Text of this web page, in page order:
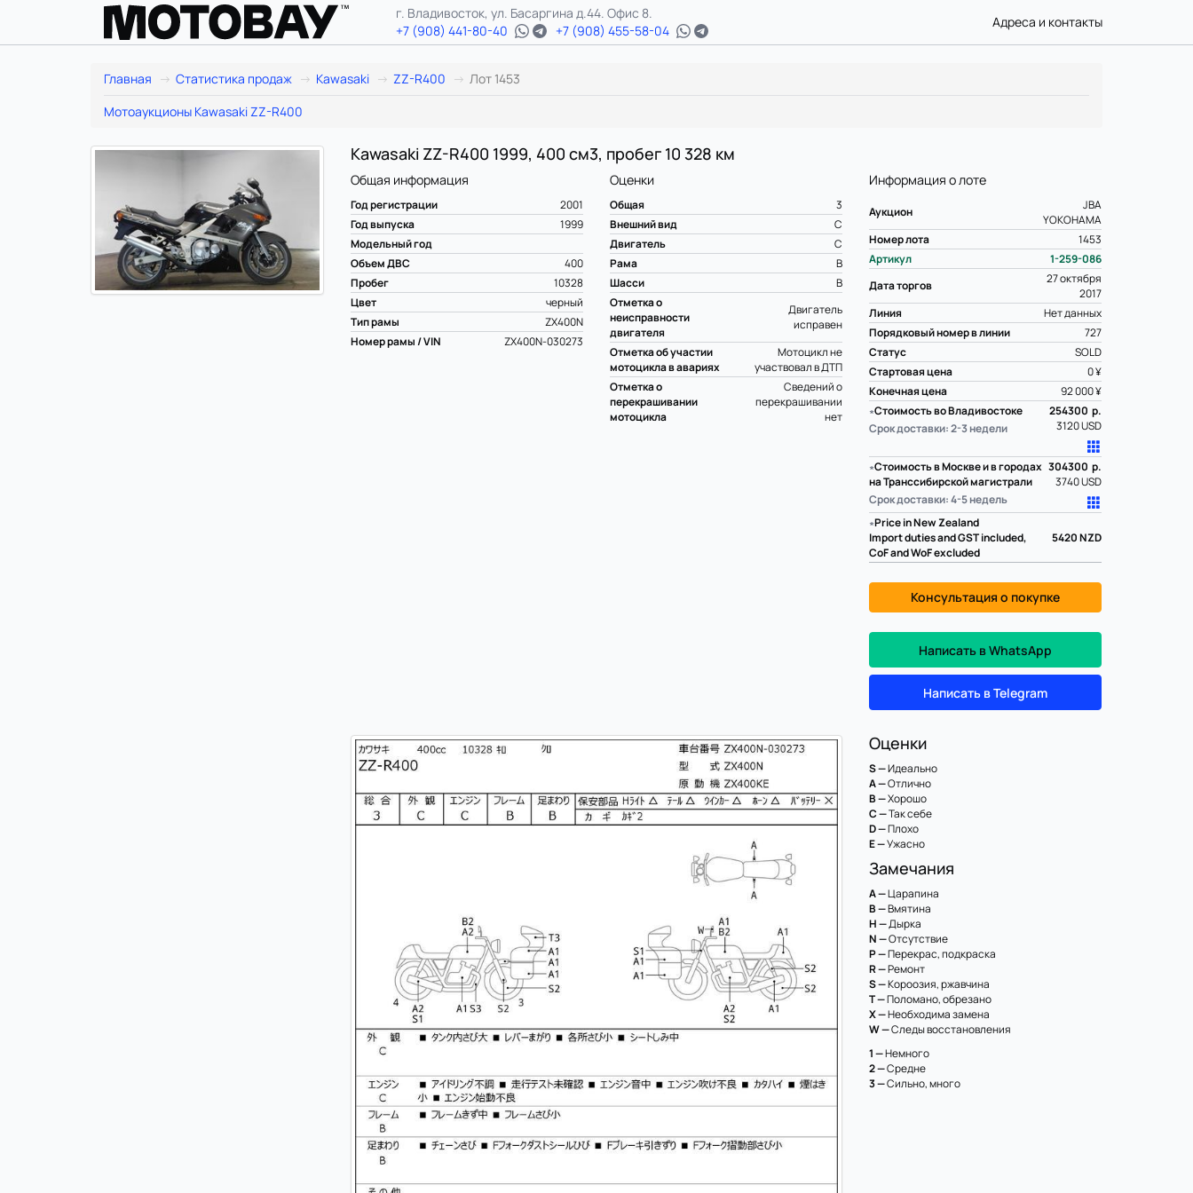
г. Владивосток, ул. Басаргина д.44. Офис 8.
+7 (908) 441-80-40
+7 (908) 455-58-04
Адреса и контакты
Главная Статистика продаж Kawasaki ZZ-R400
Лот 1453
Мотоаукционы Kawasaki ZZ-R400
Kawasaki ZZ-R400 1999, 400 см3, пробег 10 328 км
Информация о лоте
Аукцион
JBA
YOKOHAMA
Номер лота
1453
Артикул
1-259-086
Дата торгов
27 октября
2017
Линия
Нет данных
Порядковый номер в линии
727
Статус
SOLD
Стартовая цена
0 ¥
Конечная цена
92 000 ¥
∗Стоимость во Владивостоке
Срок доставки: 2-3 недели
254300 р.
3120 USD
∗Стоимость в Москве и в городах
на Транссибирской магистрали
Срок доставки: 4-5 недель
304300 р.
3740 USD
∗Price in New Zealand
Import duties and GST included,
CoF and WoF excluded
5420NZD
Консультация о покупке
Написать в WhatsApp
Написать в Telegram
Общая информация
Год регистрации
2001
Год выпуска
1999
Модельный год
Объем ДВС
400
Пробег
10328
Цвет
черный
Тип рамы
ZX400N
Номер рамы / VIN
ZX400N-030273
Оценки
Общая
3
Внешний вид
C
Двигатель
C
Рама
B
Шасси
B
Отметка о
неисправности
двигателя
Двигатель
исправен
Отметка об участии
мотоцикла в авариях
Мотоцикл не
участвовал в ДТП
Отметка о
перекрашивании
мотоцикла
Сведений о
перекрашивании
нет
Оценки
S —Идеально
A —Отлично
B —Хорошо
C —Так себе
D —Плохо
E —Ужасно
Замечания
A —Царапина
B —Вмятина
H —Дырка
N —Отсутствие
P —Перекрас, подкраска
R —Ремонт
S —Короозия, ржавчина
T —Поломано, обрезано
X —Необходима замена
W —Следы восстановления
1 —Немного
2 —Средне
3 —Сильно, много